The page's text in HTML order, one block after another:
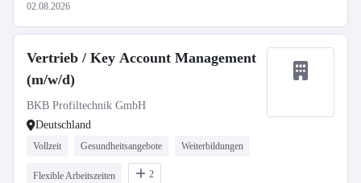
02.08.2026
Vertrieb / Key Account Management
(m/w/d)
BKB Profiltechnik GmbH
Deutschland
Vollzeit Gesundheitsangebote Weiterbildungen
Flexible Arbeitszeiten 2